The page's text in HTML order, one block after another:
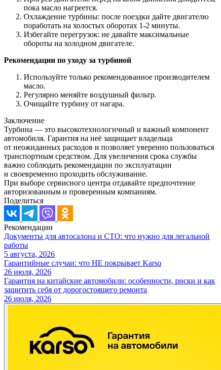
пока масло нагреется.
Охлаждение турбины: после поездки дайте двигателю
поработать на холостых оборотах 1-2 минуты.
Избегайте перегрузок: не давайте максимальные
обороты на холодном двигателе.
Рекомендации по уходу за турбиной
Используйте только рекомендованное производителем
масло.
Регулярно меняйте воздушный фильтр.
Очищайте турбину от нагара.
Заключение
Турбина — это высокотехнологичный и важный компонент
автомобиля. Гарантия на неё защищает владельца
от неожиданных расходов и позволяет уверенно пользоваться
транспортным средством. Для увеличения срока службы
важно соблюдать рекомендации по эксплуатации
и своевременно проходить обслуживание.
При выборе сервисного центра отдавайте предпочтение
авторизованным и проверенным компаниям.
Поделиться
Рекомендации
Документы для автосалона и СТО: что нужно для легальной
работы
5 августа, 2026
Гарантийные случаи: что НЕ покрывает Karso
26 июля, 2026
Гарантия на китайские автомобили: особенности, риски и как
защитить себя от дорогостоящего ремонта
26 июля, 2026